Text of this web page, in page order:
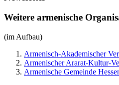
Weitere armenische
(im Aufbau)
Armenisch-Akademischer
Armenischer Ararat-Kultur-
Armenische Gemeinde